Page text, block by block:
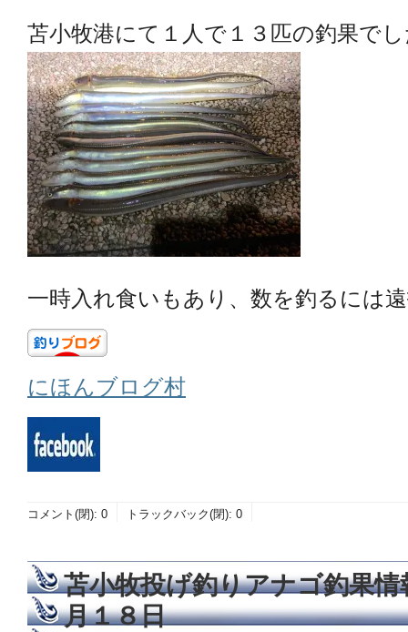
苫小牧港にて１人で１３匹の釣果で
一時入れ食いもあり、数を釣るには
にほんブログ村
コメント(閉): 0 トラックバック(閉): 0
苫小牧投げ釣りアナゴ釣果
月１８日